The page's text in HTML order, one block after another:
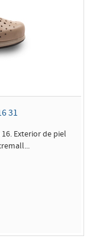
31
Exterior de piel